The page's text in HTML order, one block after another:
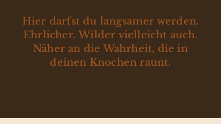
Hier darfst du langsamer werden.
Ehrlicher. Wilder vielleicht auch.
Näher an die Wahrheit, die in
deinen Knochen raunt.